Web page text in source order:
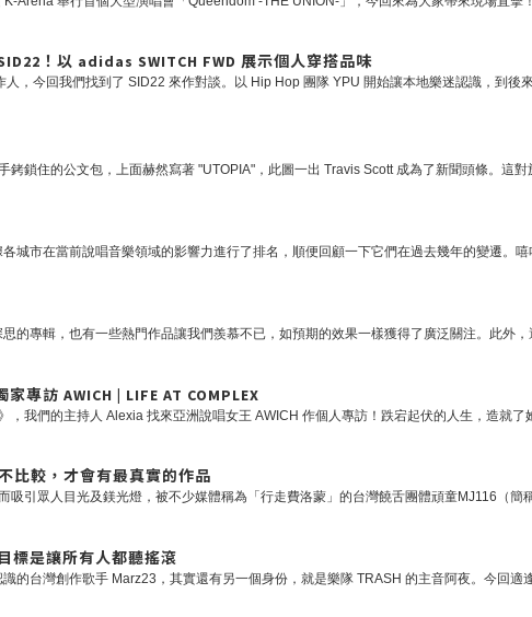
！以 adidas SWITCH FWD 展示個人穿搭品味
專訪 AWICH | LIFE AT COMPLEX
比較，才會有最真實的作品
標是讓所有人都聽搖滾